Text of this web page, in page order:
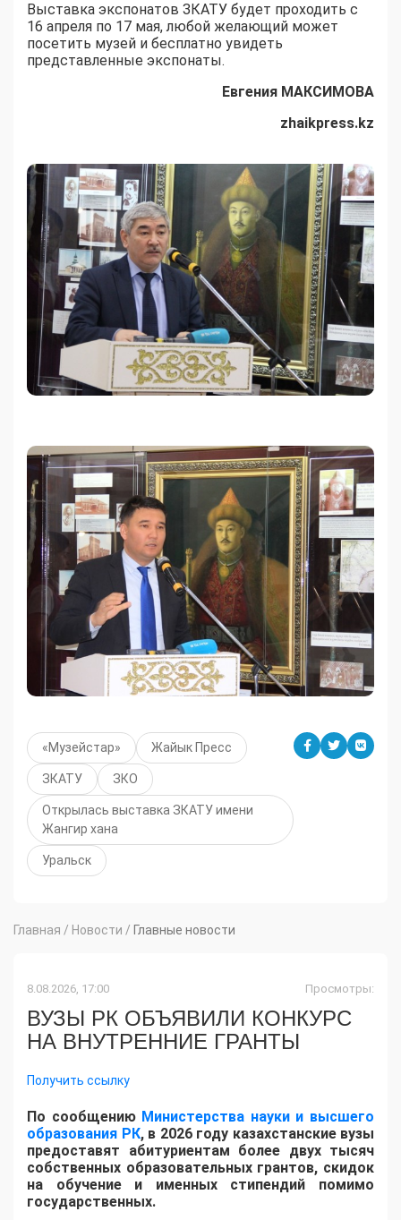
Выставка экспонатов ЗКАТУ будет проходить с
16 апреля по 17 мая, любой желающий может
посетить музей и бесплатно увидеть
представленные экспонаты.
Евгения МАКСИМОВА
zhaikpress.kz
«Музейстар» Жайык Пресс
ЗКАТУ ЗКО
Открылась выставка ЗКАТУ имени
Жангир хана
Уральск
Главная / Новости / Главные новости
8.08.2026, 17:00 Просмотры:
ВУЗЫ РК ОБЪЯВИЛИ КОНКУРС
НА ВНУТРЕННИЕ ГРАНТЫ
Получить ссылку
По сообщению Министерства науки и высшего
образования РК, в 2026 году казахстанские вузы
предоставят абитуриентам более двух тысяч
собственных образовательных грантов, скидок
на обучение и именных стипендий помимо
государственных.